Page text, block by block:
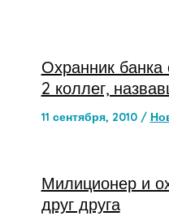
Охранник
2 коллег,
11 сентября, 2010 /
Милиционер и
друг друга